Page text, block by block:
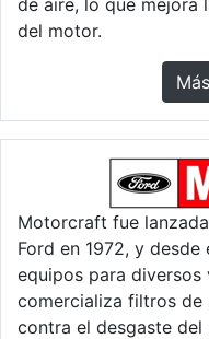
de aire, lo que mejora
del motor.
Motorcraft fue
Ford en 1972, y
equipos para diversos
comercializa filtros de
contra el desgaste